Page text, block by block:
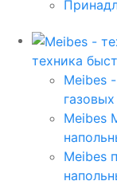
техника
Meibes
Meibes
Meibes